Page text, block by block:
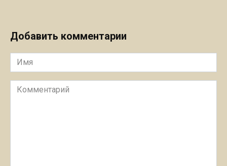
Добавить комментарии
Имя
Комментарий